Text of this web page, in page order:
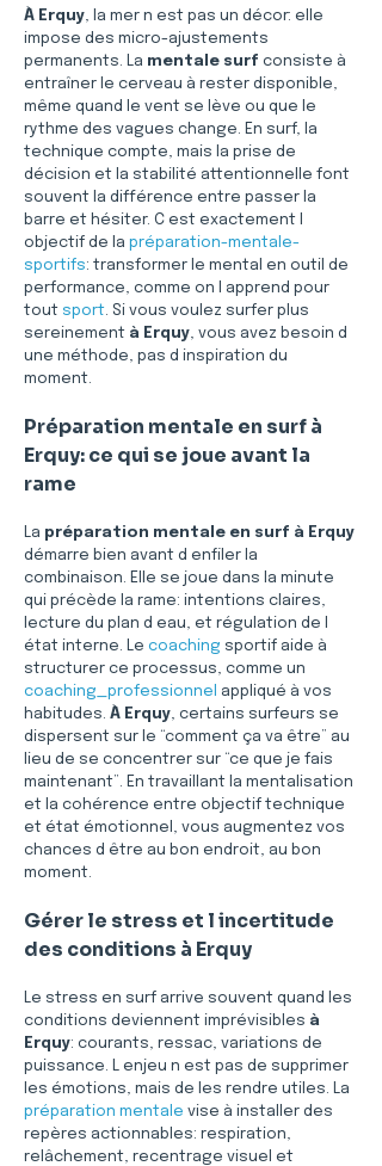
À Erquy, la mer n est pas un décor: elle
impose des micro-ajustements
permanents. La mentale surf consiste à
entraîner le cerveau à rester disponible,
même quand le vent se lève ou que le
rythme des vagues change. En surf, la
technique compte, mais la prise de
décision et la stabilité attentionnelle font
souvent la différence entre passer la
barre et hésiter. C est exactement l
objectif de la préparation-mentale-
sportifs: transformer le mental en outil de
performance, comme on l apprend pour
tout sport. Si vous voulez surfer plus
sereinement à Erquy, vous avez besoin d
une méthode, pas d inspiration du
moment.
Préparation mentale en surf à
Erquy: ce qui se joue avant la
rame
La préparation mentale en surf à Erquy
démarre bien avant d enfiler la
combinaison. Elle se joue dans la minute
qui précède la rame: intentions claires,
lecture du plan d eau, et régulation de l
état interne. Le coaching sportif aide à
structurer ce processus, comme un
coaching_professionnel
appliqué à vos
habitudes. À Erquy, certains surfeurs se
dispersent sur le “comment ça va être” au
lieu de se concentrer sur “ce que je fais
maintenant”. En travaillant la mentalisation
et la cohérence entre objectif technique
et état émotionnel, vous augmentez vos
chances d être au bon endroit, au bon
moment.
Gérer le stress et l incertitude
des conditions à Erquy
Le stress en surf arrive souvent quand les
conditions deviennent imprévisibles à
Erquy: courants, ressac, variations de
puissance. L enjeu n est pas de supprimer
les émotions, mais de les rendre utiles. La
préparation mentale vise à installer des
repères actionnables: respiration,
relâchement, recentrage visuel et